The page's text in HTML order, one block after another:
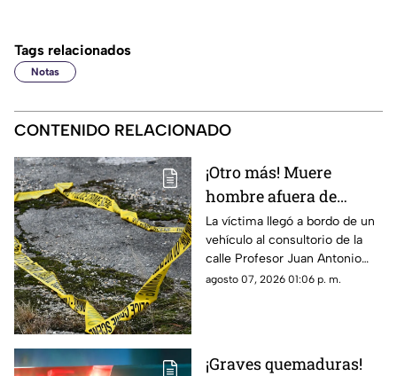
Tags relacionados
Notas
CONTENIDO RELACIONADO
¡Otro más! Muere
hombre afuera de
farmacia tras sufrir
una descarga eléctrica
en Ciudad Juárez
La víctima llegó a bordo de un
vehículo al consultorio de la
calle Profesor Juan Antonio
Pedroza para pedir auxilio,
agosto 07, 2026 01:06 p. m.
¡Graves quemaduras!